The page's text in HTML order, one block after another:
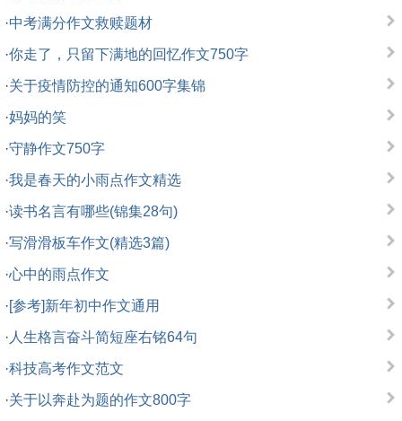
·中考满分作文救赎题材
·你走了，只留下满地的回忆作文750字
·关于疫情防控的通知600字集锦
·妈妈的笑
·守静作文750字
·我是春天的小雨点作文精选
·读书名言有哪些(锦集28句)
·写滑滑板车作文(精选3篇)
·心中的雨点作文
·[参考]新年初中作文通用
· 人生格言奋斗简短座右铭64句
·科技高考作文范文
·关于以奔赴为题的作文800字